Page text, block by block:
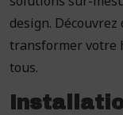
design.
transformer votre
tous.